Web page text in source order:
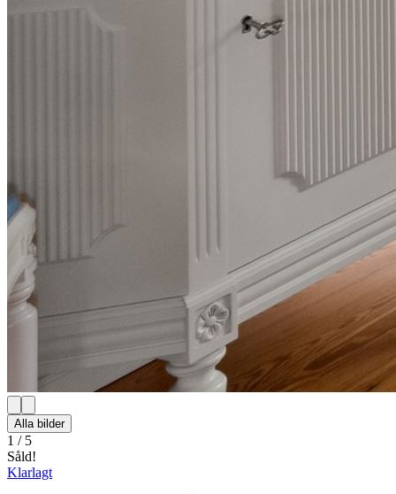
Alla bilder
1 / 5
Såld!
Klarlagt